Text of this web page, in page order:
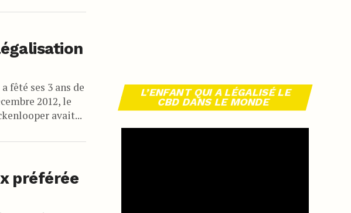
fêté ses 3 ans de
2012, le
avait...
préférée
L’ENFANT QUI A LÉGALISÉ LE
CBD DANS LE MONDE